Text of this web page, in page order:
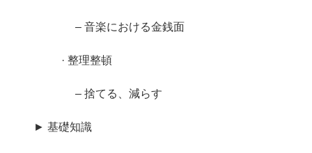
– 音楽における金銭面
· 整理整頓
– 捨てる、減らす
► 基礎知識